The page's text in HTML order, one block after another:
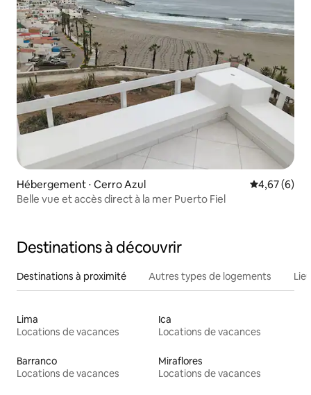
Hébergement ⋅ Cerro Azul Évaluation
4,67 (6)
Belle vue et accès direct à la mer Puerto Fiel
Destinations à découvrir
Destinations à proximité Autres types de logements
Lima
Locations de vacances
Ica
Locations de vacances
Barranco
Locations de vacances
Miraflores
Locations de vacances